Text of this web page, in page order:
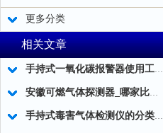
更多分类
相关文章
手持式一氧化碳报警器使用工作构造
安徽可燃气体探测器_哪家比较好
手持式毒害气体检测仪的分类和原理